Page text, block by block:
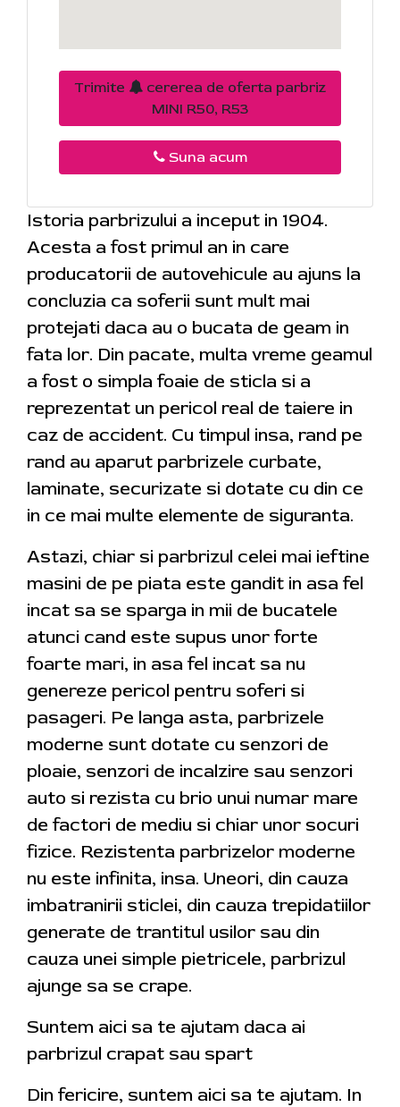
Trimite
cererea de oferta parbriz
MINI R50, R53
Suna acum
Istoria parbrizului a inceput in 1904.
Acesta a fost primul an in care
producatorii de autovehicule au ajuns la
concluzia ca soferii sunt mult mai
protejati daca au o bucata de geam in
fata lor. Din pacate, multa vreme geamul
a fost o simpla foaie de sticla si a
reprezentat un pericol real de taiere in
caz de accident. Cu timpul insa, rand pe
rand au aparut parbrizele curbate,
laminate, securizate si dotate cu din ce
in ce mai multe elemente de siguranta.
Astazi, chiar si parbrizul celei mai ieftine
masini de pe piata este gandit in asa fel
incat sa se sparga in mii de bucatele
atunci cand este supus unor forte
foarte mari, in asa fel incat sa nu
genereze pericol pentru soferi si
pasageri. Pe langa asta, parbrizele
moderne sunt dotate cu senzori de
ploaie, senzori de incalzire sau senzori
auto si rezista cu brio unui numar mare
de factori de mediu si chiar unor socuri
fizice. Rezistenta parbrizelor moderne
nu este infinita, insa. Uneori, din cauza
imbatranirii sticlei, din cauza trepidatiilor
generate de trantitul usilor sau din
cauza unei simple pietricele, parbrizul
ajunge sa se crape.
Suntem aici sa te ajutam daca ai
parbrizul crapat sau spart
Din fericire, suntem aici sa te ajutam. In